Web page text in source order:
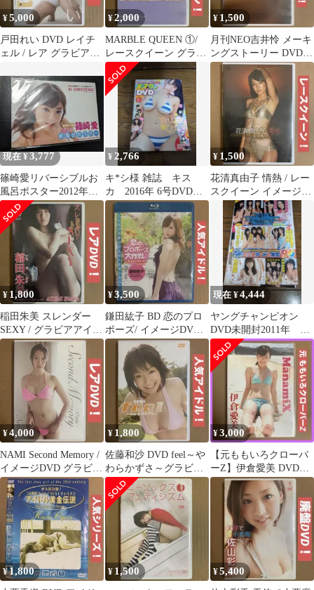
¥5,000
戸田れい DVD レイチ
ェル / レア グラビアア
DVD
¥2,000
MARBLE QUEEN ①/
レースクイーン グラビ
アアイドルDVD イメー
ジ
¥ 1,500
月刊NEO吉井怜 メーキ
ングストーリー DVD /
グラビアアイドル イメ
ージ
現在 ¥3,777
篠崎愛リバーシブルお
風呂ポスター2012年ヤ
ングアニマル増刊嵐7号
付録 未開封
¥ 2,766
キ*シ様 雑誌 キス
カ 2016年 6号DVD未
開封品 青山ひかる＆
鈴木ふみ奈
¥ 1,500
花清真由子 情熱 / レー
スクイーン イメージ
DVD グラビアアイドル
DVD
¥ 1,800
稲田朱美 スレンダー
SEXY / グラビアアイド
ルDVD イメージDVD
¥3,500
鎌田紘子 BD 恋のプロ
ポーズ/ イメージDVD
着エロ グラビアアイド
ルDVD
現在 ¥4,444
ヤングチャンピオン
DVD未開封2011年 篠
崎愛切り抜き付き
¥4,000
NAMI Second Memory /
イメージDVD グラビア
アイドルDVD
¥ 1,800
佐藤和沙 DVD feel～や
わらかずさ～グラビア
アイドルDVD イメージ
DVD
¥3,000
【元ももいろクローバ
ーZ】伊倉愛美 DVD
Manamix/ イメージ グ
ラビア
¥1,800 ¥ 1,500 ¥5,400